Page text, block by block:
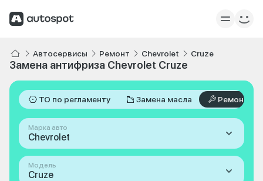
Автосервисы Ремонт Chevrolet Cruze
Замена антифриза Chevrolet Cruze
ТО по регламенту Замена масла Ремонт
Марка авто
Chevrolet
Модель
Cruze